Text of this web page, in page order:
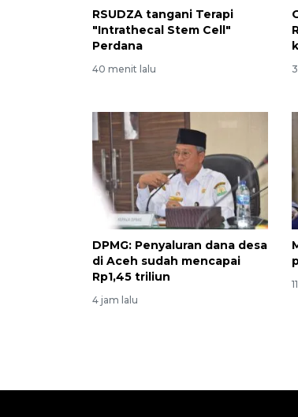
RSUDZA tangani Terapi
"Intrathecal Stem Cell"
Perdana
40 menit lalu
DPMG: Penyaluran dana desa
di Aceh sudah mencapai
Rp1,45 triliun
4 jam lalu